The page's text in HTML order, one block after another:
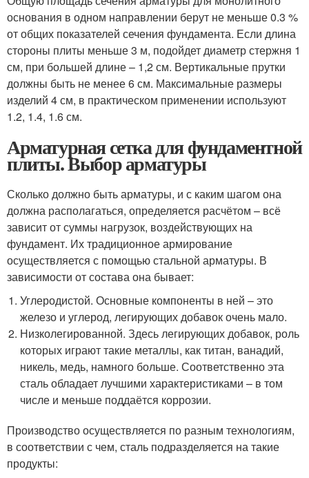
основания в одном направлении берут не меньше 0.3 %
от общих показателей сечения фундамента. Если длина
стороны плиты меньше 3 м, подойдет диаметр стержня 1
см, при большей длине – 1,2 см. Вертикальные прутки
должны быть не менее 6 см. Максимальные размеры
изделий 4 см, в практическом применении используют
1.2, 1.4, 1.6 см.
Арматурная сетка для фундаментной
плиты. Выбор арматуры
Сколько должно быть арматуры, и с каким шагом она
должна располагаться, определяется расчётом – всё
зависит от суммы нагрузок, воздействующих на
фундамент. Их традиционное армирование
осуществляется с помощью стальной арматуры. В
зависимости от состава она бывает:
Углеродистой. Основные компоненты в ней – это
железо и углерод, легирующих добавок очень мало.
Низколегированной. Здесь легирующих добавок, роль
которых играют такие металлы, как титан, ванадий,
никель, медь, намного больше. Соответственно эта
сталь обладает лучшими характеристиками – в том
числе и меньше поддаётся коррозии.
Производство осуществляется по разным технологиям,
в соответствии с чем, сталь подразделяется на такие
продукты: